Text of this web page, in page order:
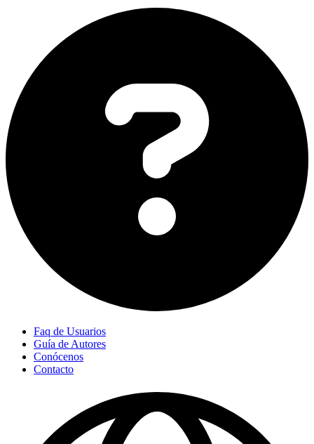
Faq de Usuarios
Guía de Autores
Conócenos
Contacto